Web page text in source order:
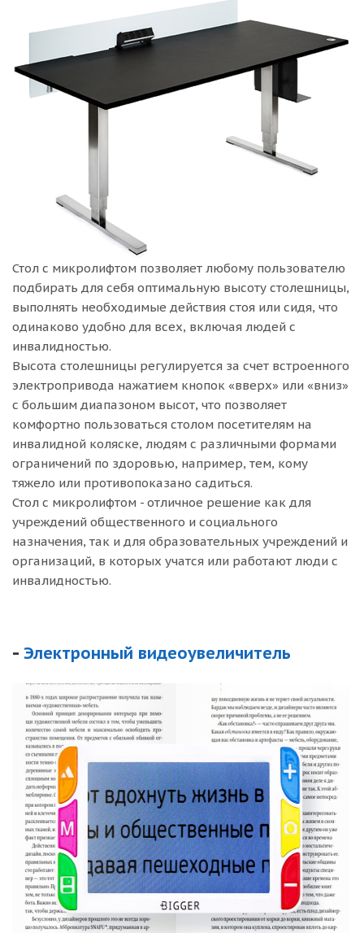
Стол с микролифтом позволяет любому пользователю
подбирать для себя оптимальную высоту столешницы,
выполнять необходимые действия стоя или сидя, что
одинаково удобно для всех, включая людей с
инвалидностью.
Высота столешницы регулируется за счет встроенного
электропривода нажатием кнопок «вверх» или «вниз»
с большим диапазоном высот, что позволяет
комфортно пользоваться столом посетителям на
инвалидной коляске, людям с различными формами
ограничений по здоровью, например, тем, кому
тяжело или противопоказано садиться.
Стол с микролифтом - отличное решение как для
учреждений общественного и социального
назначения, так и для образовательных учреждений и
организаций, в которых учатся или работают люди с
инвалидностью.
- Электронный видеоувеличитель